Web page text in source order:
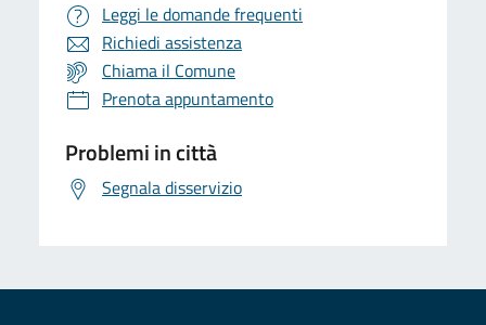
Leggi le domande frequenti
Richiedi assistenza
Chiama il Comune
Prenota appuntamento
Problemi in città
Segnala disservizio